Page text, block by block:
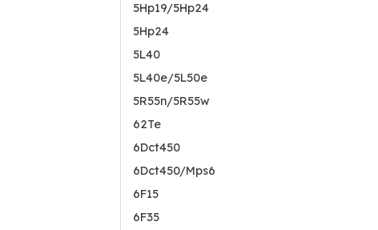
5Hp19/5Hp24
5Hp24
5L40
5L40e/5L50e
5R55n/5R55w
62Te
6Dct450
6Dct450/Mps6
6F15
6F35